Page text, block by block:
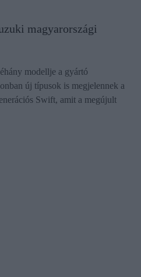
magyarországi
modellje a gyártó
új típusok is megjelennek a
Swift, amit a megújult